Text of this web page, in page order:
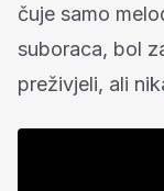
čuje samo
suboraca, bol
preživjeli, ali